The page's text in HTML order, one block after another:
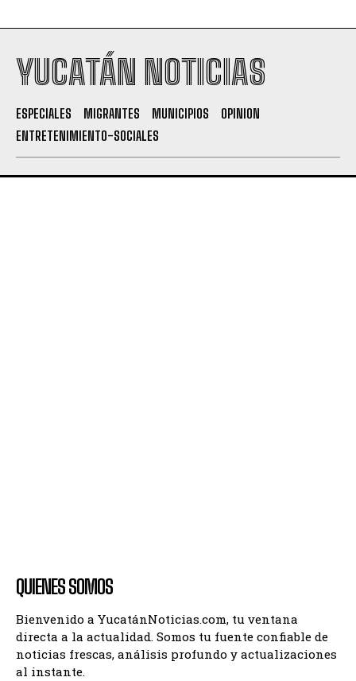
YUCATÁN NOTICIAS
ESPECIALES MIGRANTES MUNICIPIOS
OPINION
ENTRETENIMIENTO-SOCIALES
QUIENES SOMOS
Bienvenido a YucatánNoticias.com, tu ventana
directa a la actualidad. Somos tu fuente confiable de
noticias frescas, análisis profundo y actualizaciones
al instante.